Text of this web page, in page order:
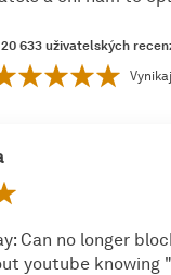
20 633 uživatelských
Can no longer
youtube knowing